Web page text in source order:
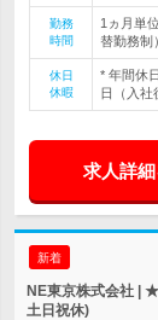
勤務
時間
1ヵ月単
替勤務制
休日
休暇
* 年間休
日（入社
求人詳
新着
NE東京株式会社 |
土日祝休)